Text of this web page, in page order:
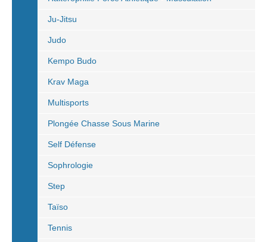
Ju-Jitsu
Judo
Kempo Budo
Krav Maga
Multisports
Plongée Chasse Sous Marine
Self Défense
Sophrologie
Step
Taïso
Tennis